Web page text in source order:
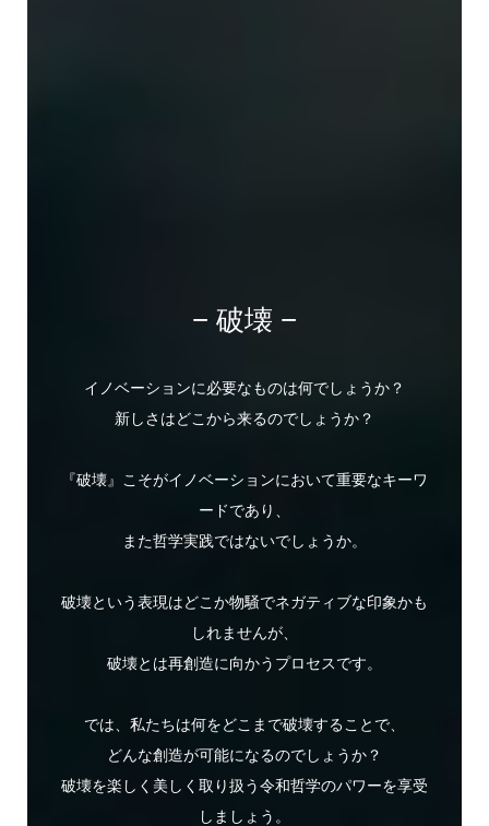
− 破壊 −
イノベーションに必要なものは何でしょうか？
新しさはどこから来るのでしょうか？
『破壊』こそがイノベーションにおいて重要なキーワ
ードであり、
また哲学実践ではないでしょうか。
破壊という表現はどこか物騒でネガティブな印象かも
しれませんが、
破壊とは再創造に向かうプロセスです。
では、私たちは何をどこまで破壊することで、
どんな創造が可能になるのでしょうか？
破壊を楽しく美しく取り扱う令和哲学のパワーを享受
しましょう。